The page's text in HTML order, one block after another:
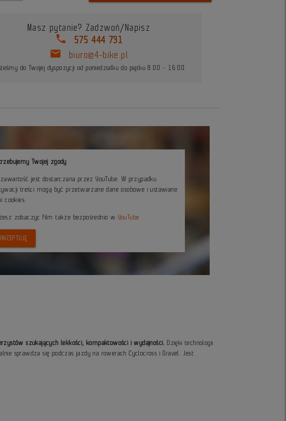
Masz pytanie? Zadzwoń/Napisz
phone 575 444 731
mail biuro@4-bike.pl
do Twojej dyspozycji od poniedziałku do piątku 8:00 - 16:00
Twojej zgody
zawartość jest dostarczana przez YouTube. W przypadku
treści mogą być przetwarzane dane osobowe i ustawiane
cookies.
zobaczyc film także bezpośrednio w YouTube
AKCEPTUJĘ
szukających lekkości, kompaktowości i wydajności. Dzięki technologii
sprawdza się podczas jazdy na rowerach Cyclocross i Gravel. Jest